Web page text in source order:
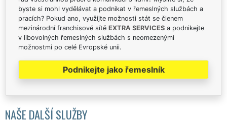
byste si mohl vydělávat a podnikat v řemeslných službách a
pracích? Pokud ano, využijte možnosti stát se členem
mezinárodní franchisové sítě EXTRA SERVICES a podnikejte
v libovolných řemeslných službách s neomezenými
možnostmi po celé Evropské unii.
Podnikejte jako řemeslník
NAŠE DALŠÍ SLUŽBY